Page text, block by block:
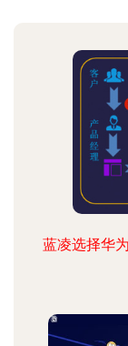
蓝凌选择华